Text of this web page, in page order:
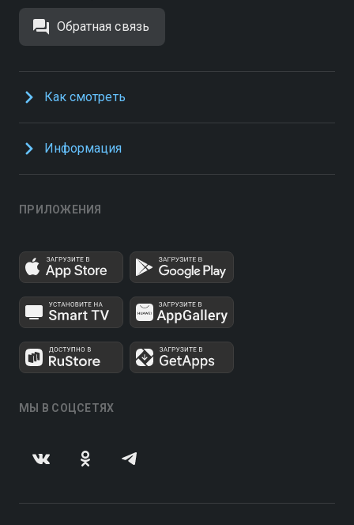
Обратная связь
Как смотреть
Информация
ПРИЛОЖЕНИЯ
МЫ В СОЦСЕТЯХ